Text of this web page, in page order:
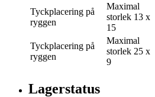
Tyckplacering på
ryggen
Maximal
storlek 13 x
15
Tyckplacering på
ryggen
Maximal
storlek 25 x
9
Lagerstatus